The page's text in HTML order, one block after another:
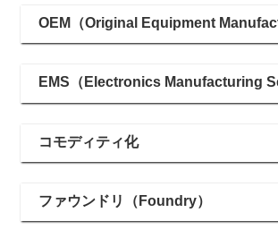
OEM（Original Equipment
EMS（Electronics Manufacturing
コモディティ化
ファウンドリ（Foundry）